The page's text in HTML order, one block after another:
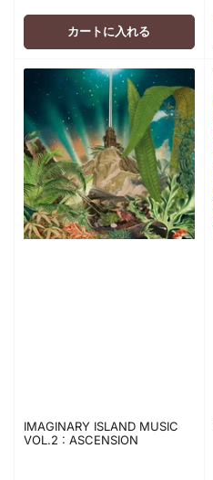
価
カートに入れる
IMAGINARY ISLAND MUSIC
VOL.2 : ASCENSION